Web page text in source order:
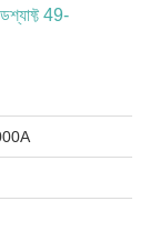
49-